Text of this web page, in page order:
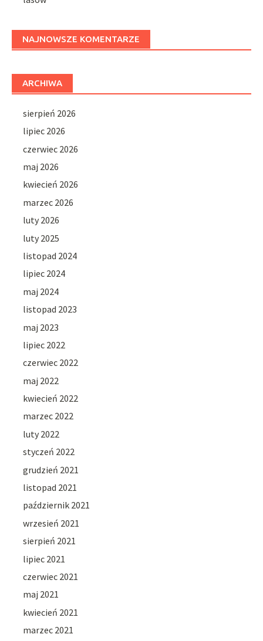
NAJNOWSZE KOMENTARZE
ARCHIWA
sierpień 2026
lipiec 2026
czerwiec 2026
maj 2026
kwiecień 2026
marzec 2026
luty 2026
luty 2025
listopad 2024
lipiec 2024
maj 2024
listopad 2023
maj 2023
lipiec 2022
czerwiec 2022
maj 2022
kwiecień 2022
marzec 2022
luty 2022
styczeń 2022
grudzień 2021
listopad 2021
październik 2021
wrzesień 2021
sierpień 2021
lipiec 2021
czerwiec 2021
maj 2021
kwiecień 2021
marzec 2021